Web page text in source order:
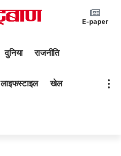
E-paper
दुनिया राजनीति
लाइफस्टाइल खेल